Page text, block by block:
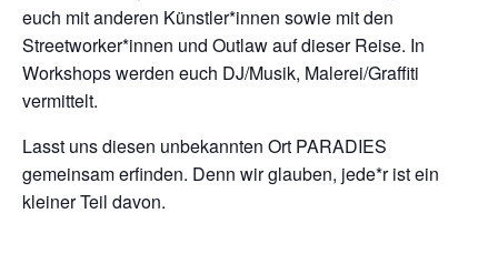
euch mit anderen Künstler*innen sowie mit den
Streetworker*innen und Outlaw auf dieser Reise. In
Workshops werden euch DJ/Musik, Malerei/Graffiti
vermittelt.
Lasst uns diesen unbekannten Ort PARADIES
gemeinsam erfinden. Denn wir glauben, jede*r ist ein
kleiner Teil davon.